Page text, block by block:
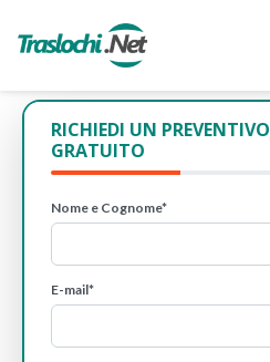
RICHIEDI UN PREVENTIVO
GRATUITO
Nome e Cognome*
E-mail*